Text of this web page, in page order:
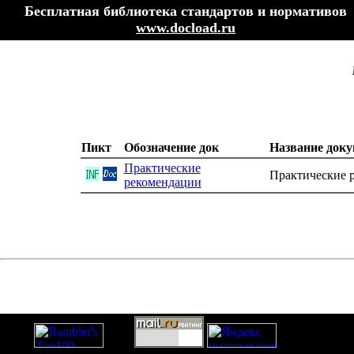
Бесплатная библиотека стандартов и нормативов
www.docload.ru
Пикт Обозначение док Название
Практические
рекомендации
Практические